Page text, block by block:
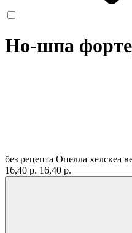
Но-шпа
без рецепта Опелла хелскеа
16,40 р. 16,40 р.